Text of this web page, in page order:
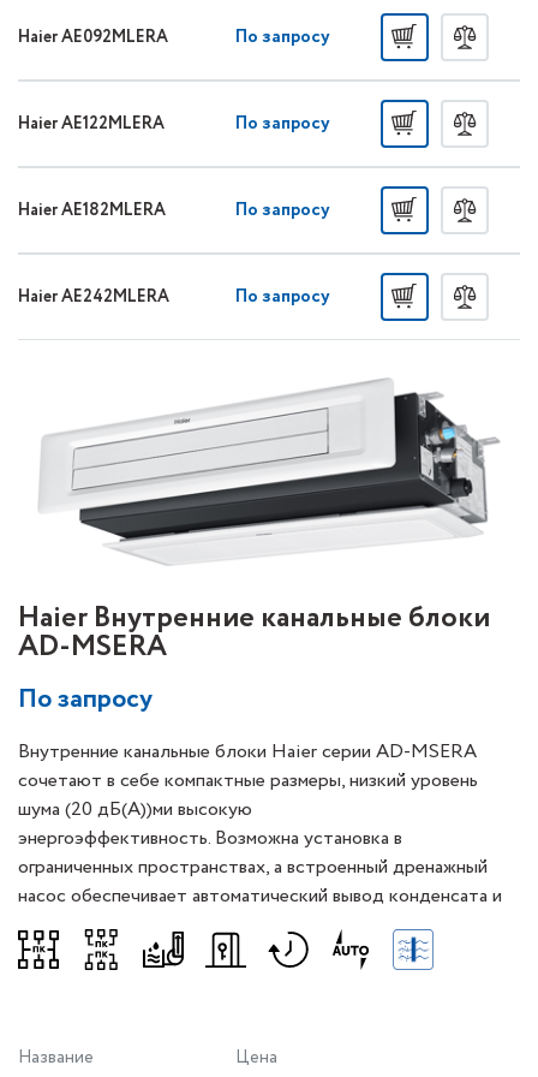
Haier AE092MLERA По запросу
Haier AE122MLERA По запросу
Haier AE182MLERA По запросу
Haier AE242MLERA По запросу
Haier Внутренние канальные блоки
AD-MSERA
По запросу
Внутренние канальные блоки Haier серии AD-MSERA
сочетают в себе компактные размеры, низкий уровень
шума (20 дБ(А))ми высокую
энергоэффективность. Возможна установк​а в
ограниченных пространствах, а встроенный дренажный
насос обеспечивает автоматический вывод конденсата и
надежное функционирование при низких температурах.
Название Цена